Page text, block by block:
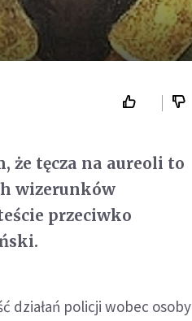
że tęcza na aureoli to
wizerunków
przeciwko
działań policji wobec osoby